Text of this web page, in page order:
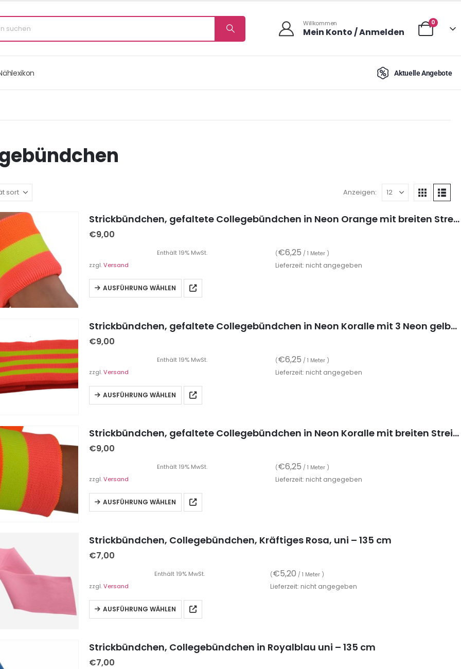
Willkommen
Mein Konto / Anmelden
0
Aktuelle Angebote
Anzeigen:
Strickbündchen, gefaltete Collegebündchen in Neon Orange mit breiten Streifen, 135 cm
€9,00
Enthält 19% MwSt. (€6,25 / 1 Meter )
zzgl.Versand Lieferzeit: nicht angegeben
AUSFÜHRUNG WÄHLEN
Strickbündchen, gefaltete Collegebündchen in Neon Koralle mit 3 Neon gelben Streifen, 135 cm
€9,00
Enthält 19% MwSt. (€6,25 / 1 Meter )
zzgl.Versand Lieferzeit: nicht angegeben
AUSFÜHRUNG WÄHLEN
Strickbündchen, gefaltete Collegebündchen in Neon Koralle mit breiten Streifen, 135 cm
€9,00
Enthält 19% MwSt. (€6,25 / 1 Meter )
zzgl.Versand Lieferzeit: nicht angegeben
AUSFÜHRUNG WÄHLEN
Strickbündchen, Collegebündchen, Kräftiges Rosa, uni – 135 cm
€7,00
Enthält 19% MwSt. (€5,20 / 1 Meter )
zzgl.Versand Lieferzeit: nicht angegeben
AUSFÜHRUNG WÄHLEN
Strickbündchen, Collegebündchen in Royalblau uni – 135 cm
€7,00